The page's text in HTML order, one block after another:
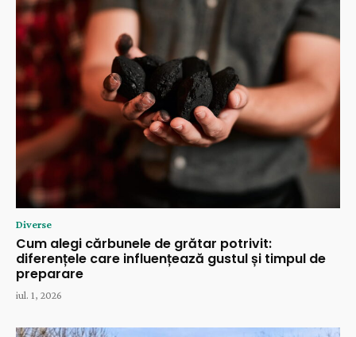
Diverse
Cum alegi cărbunele de grătar potrivit:
diferențele care influențează gustul și timpul de
preparare
iul. 1, 2026